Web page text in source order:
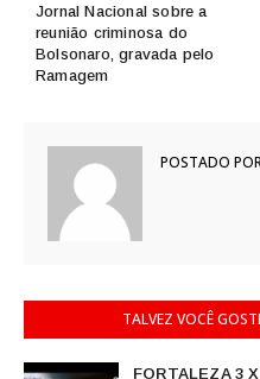
Jornal Nacional sobre a
reunião criminosa do
Bolsonaro, gravada pelo
Ramagem
POSTADO
TALVEZ VOCÊ
FORTALEZA 3